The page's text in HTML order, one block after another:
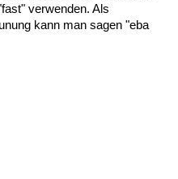
Landwirtschaft
verwenden. Als
kann man sagen "eba